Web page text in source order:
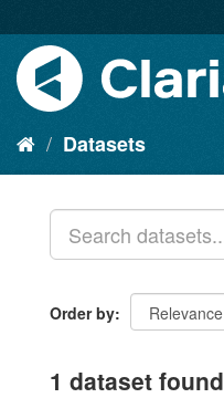
Datasets
Order by
1 dataset found